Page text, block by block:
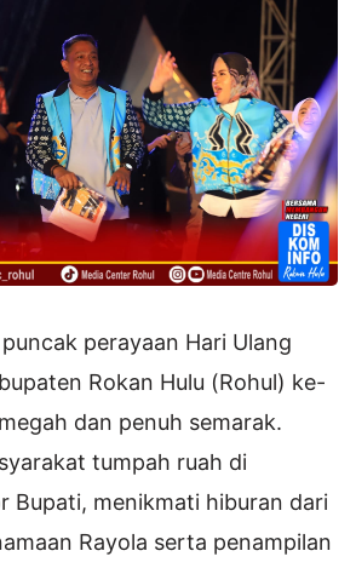
perayaan Hari Ulang
Rokan Hulu (Rohul) ke-
dan penuh semarak.
tumpah ruah di
Bupati, menikmati hiburan dari
Rayola serta penampilan